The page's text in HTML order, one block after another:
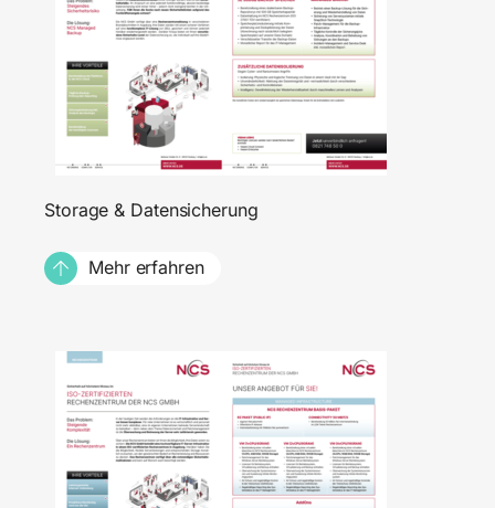
Storage & Datensicherung
Mehr erfahren